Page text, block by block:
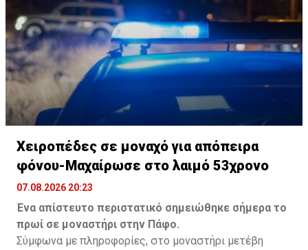
Χειροπέδες σε μοναχό για απόπειρα
φόνου-Μαχαίρωσε στο λαιμό 53χρονο
07.08.2026 20:23
Ένα απίστευτο περιστατικό σημειώθηκε σήμερα το
πρωί σε μοναστήρι στην Πάφο.
Σύμφωνα με πληροφορίες, στο μοναστήρι μετέβη